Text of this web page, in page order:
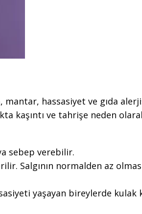
mantar, hassasiyet ve gıda
kaşıntı ve tahrişe neden
sebep verebilir.
Salgının normalden az
yaşayan bireylerde kulak